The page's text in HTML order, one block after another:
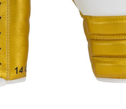
Bokspoppen
Stoot- en trapkussens
Stootkussens en pads